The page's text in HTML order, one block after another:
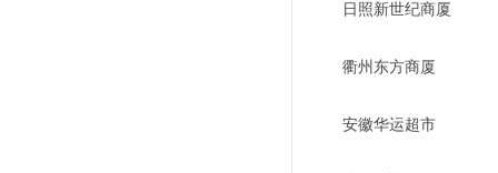
日照新世纪商厦
衢州东方商厦
安徽华运超市